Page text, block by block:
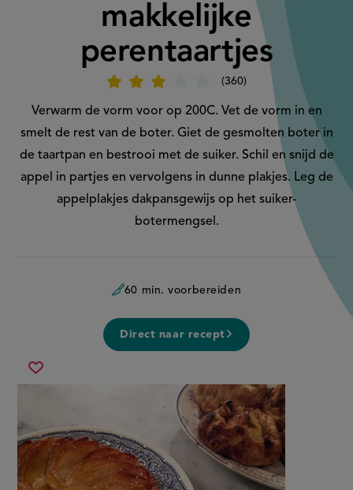
makkelijke
perentaartjes
360
'Tarte
tatin
&
makkelijke
perentaartjes'
Verwarm de vorm voor op 200C. Vet de vorm in en
smelt de rest van de boter. Giet de gesmolten boter in
de taartpan en bestrooi met de suiker. Schil en snijd de
appel in partjes en vervolgens in dunne plakjes. Leg de
appelplakjes dakpansgewijs op het suiker-
botermengsel.
60 min. voorbereiden
Direct naar recept
Sla
tarte
tatin
perentaartjes